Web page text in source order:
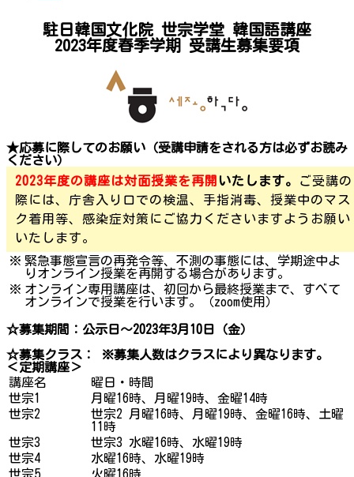
駐日韓国文化院 世宗学堂 韓国語講座
2023年度春季学期 受講生募集要項
★応募に際してのお願い（受講申請をされる方は必ずお読み
ください）
2023年度の講座は対面授業を再開 いたします。
ご受講の
際には、庁舎入り口での検温、手指消毒、授業中のマス
ク着用等、感染症対策にご協力くださいますようお願い
いたします。
※ 緊急事態宣言の再発令等、不測の事態には、学期途中よ
りオンライン授業を再開する場合があります。
※ オンライン専用講座は、初回から最終授業まで、すべて
オンラインで授業を行います。（zoom使用）
☆募集期間：公示日～2023年3月10日（金）
☆募集クラス： ※募集人数はクラスにより異なります。
＜定期講座＞
講座名
曜日・時間
世宗1
月曜16時、月曜19時、金曜14時
世宗2
世宗2 月曜16時、月曜19時、金曜16時、土曜
11時
世宗3
世宗3 水曜16時、水曜19時
世宗4
水曜16時、水曜19時
世宗5
火曜16時